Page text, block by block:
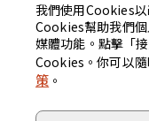
我們使用Cookies以
Cookies幫助我們
媒體功能。點擊「
Cookies。你可以
策 。